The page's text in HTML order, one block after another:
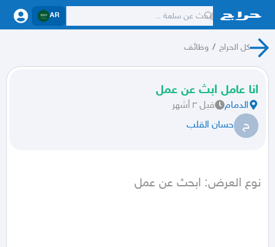
AR
كل الحراج / وظائف
انا عامل ابث عن عمل
الدمام قبل ٣ أشهر
ح حسان القلب